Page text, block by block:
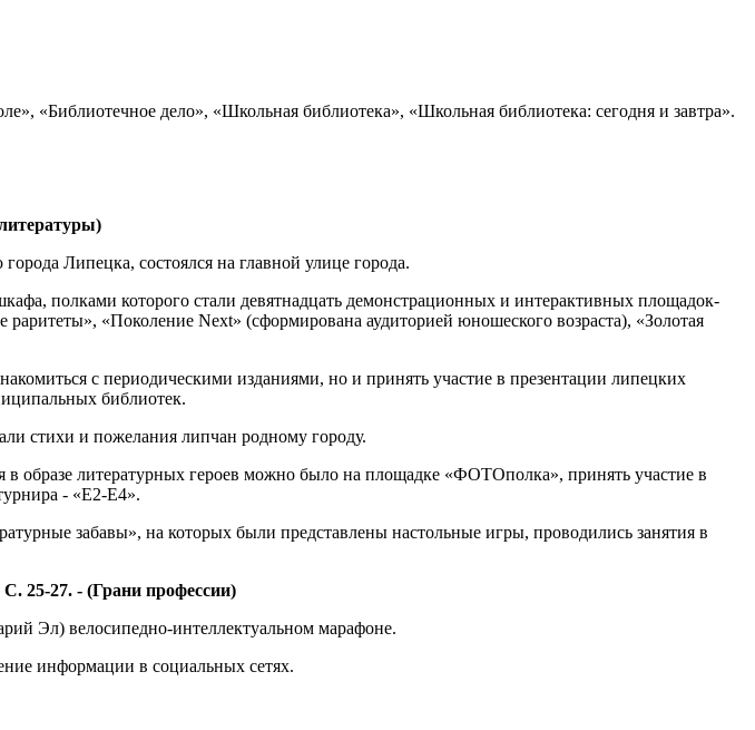
«Библиотечное дело», «Школьная библиотека», «Школьная библиотека: сегодня и завтра».
Липецка, состоялся на главной улице города.
полками которого стали девятнадцать демонстрационных и интерактивных площадок-
«Поколение Next» (сформирована аудиторией юношеского возраста), «Золотая
с периодическими изданиями, но и принять участие в презентации липецких
библиотек.
стихи и пожелания липчан родному городу.
образе литературных героев можно было на площадке «ФОТОполка», принять участие в
- «Е2-Е4».
забавы», на которых были представлены настольные игры, проводились занятия в
25-27. - (Грани профессии)
Эл) велосипедно-интеллектуальном марафоне.
информации в социальных сетях.